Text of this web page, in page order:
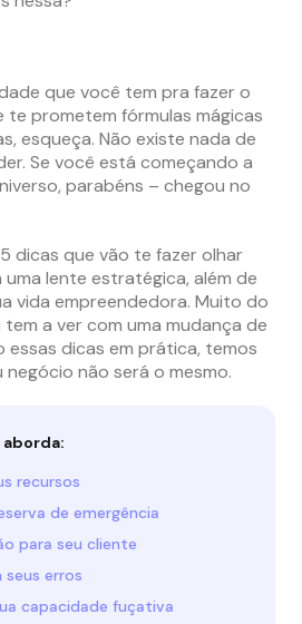
que você tem pra fazer o
te prometem fórmulas mágicas
esqueça. Não existe nada de
Se você está começando a
parabéns – chegou no
dicas que vão te fazer olhar
lente estratégica, além de
vida empreendedora. Muito do
a ver com uma mudança de
essas dicas em prática, temos
não será o mesmo.
recursos
de emergência
para seu cliente
erros
capacidade fuçativa